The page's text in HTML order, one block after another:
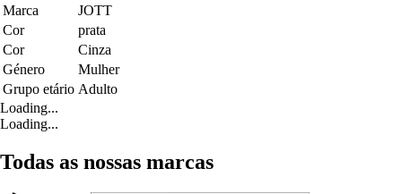
Marca
JOTT
Cor
prata
Cor
Cinza
Género
Mulher
Grupo etário Adulto
Loading...
Loading...
Todas as nossas marcas